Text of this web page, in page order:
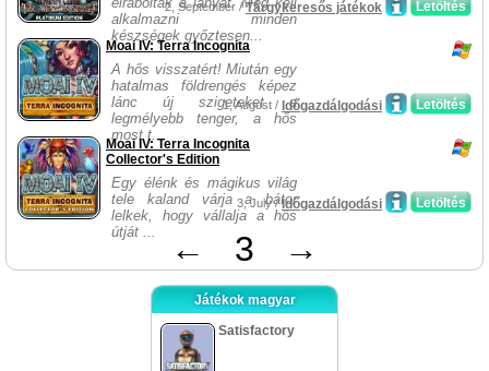
alkalmazni minden
készségek győztesen...
Letöltés
2, September /Tárgykeresős játékok
Moai IV: Terra Incognita
A hős visszatért! Miután egy
hatalmas földrengés képez
lánc új szigeteket a
legmélyebb tenger, a hős
most t...
Letöltés
1, August / Időgazdálgodási
Moai IV: Terra Incognita
Collector's Edition
Egy élénk és mágikus világ
tele kaland várja a bátor
lelkek, hogy vállalja a hős
útját ...
Letöltés
3, July /Időgazdálgodási
← 3 →
Játékok magyar
Satisfactory